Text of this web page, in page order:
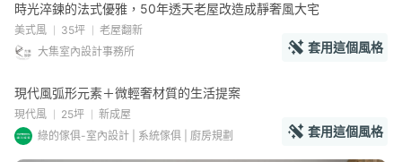
時光淬鍊的法式優雅，50年透天老屋改造成靜奢風大宅
美式風 35坪
老屋翻新
大集室內設計事務所
套用這個風格
現代風弧形元素＋微輕奢材質的生活提案
現代風 25坪
新成屋
綠的傢俱-室內設計 | 系統傢俱 | 廚房規劃
套用這個風格